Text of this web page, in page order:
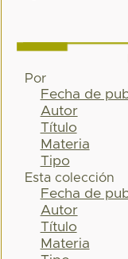
Por
Fecha de
Autor
Título
Materia
Tipo
Esta colección
Fecha de
Autor
Título
Materia